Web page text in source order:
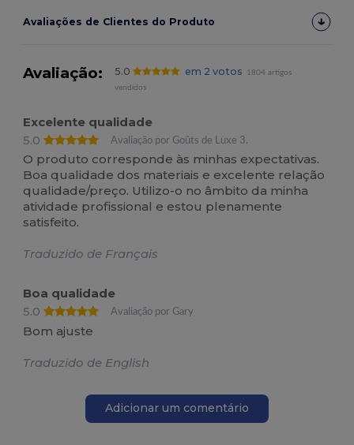
Avaliações de Clientes do Produto
Avaliação: 5.0 em 2 votos
1804 artigos
vendidos
Excelente qualidade
5.0
Avaliação por Goûts de Luxe 3.
O produto corresponde às minhas expectativas.
Boa qualidade dos materiais e excelente relação
qualidade/preço. Utilizo-o no âmbito da minha
atividade profissional e estou plenamente
satisfeito.
Traduzido de Français
Boa qualidade
5.0
Avaliação por Gary
Bom ajuste
Traduzido de English
Adicionar um comentário